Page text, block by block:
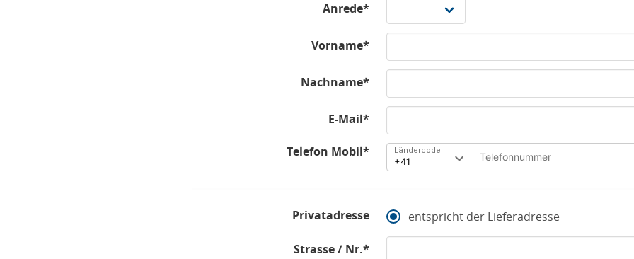
Anrede*
Vorname*
Nachname*
E-Mail*
Telefon Mobil* Ländercode
Privatadresse entspricht der Lieferadresse
Strasse / Nr.*